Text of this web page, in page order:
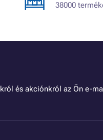
38000
és akciónkról az Ön e-